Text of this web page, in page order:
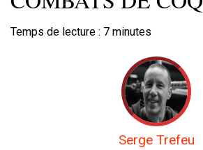
Temps de lecture : 7 minutes
Serge Trefeu